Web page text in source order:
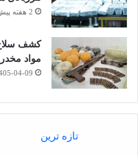
gr
a
m
ts
A
pp
tF
en
dl
y
ky
pe
e
C
ha
t
ش
ک
گذ
ار
ی
ازدواج ازدواج با
دختر رابطه با
2 هفته پیش
مواد
04-09
تازه ترین